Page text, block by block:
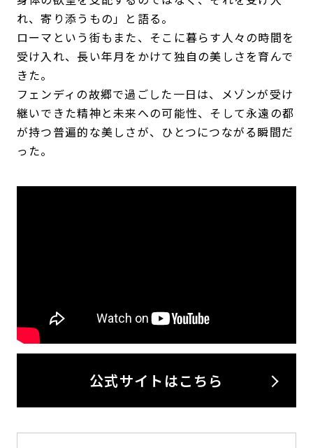
れ、寄り添うもの」と語る。
ローマという街もまた、そこに暮らす人々の時間を
受け入れ、長い年月をかけて独自の美しさを育んで
きた。
フェンディの故郷で過ごした一日は、メゾンが受け
継いできた精神と未来への可能性、そして永遠の都
が持つ普遍的な美しさが、ひとつにつながる瞬間だ
った。
公式サイトはこちら